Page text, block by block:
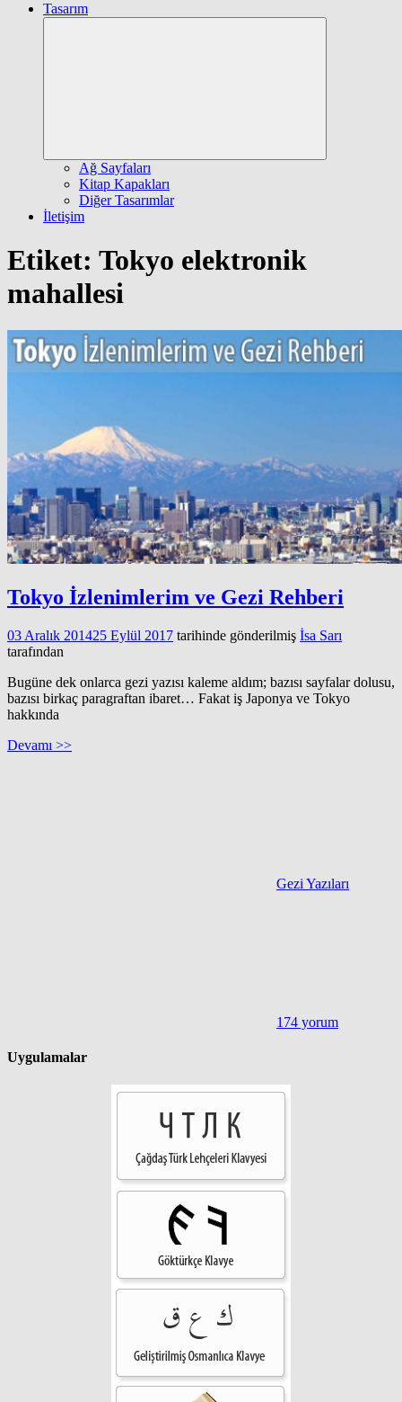
Tasarım
Ağ Sayfaları
Kitap Kapakları
Diğer Tasarımlar
İletişim
Etiket: Tokyo elektronik
mahallesi
Tokyo İzlenimlerim ve Gezi Rehberi
03 Aralık 201425 Eylül 2017 tarihinde gönderilmiş İsa Sarı
tarafından
Bugüne dek onlarca gezi yazısı kaleme aldım; bazısı sayfalar dolusu,
bazısı birkaç paragraftan ibaret… Fakat iş Japonya ve Tokyo
hakkında
Devamı >>
Gezi Yazıları
174 yorum
Uygulamalar